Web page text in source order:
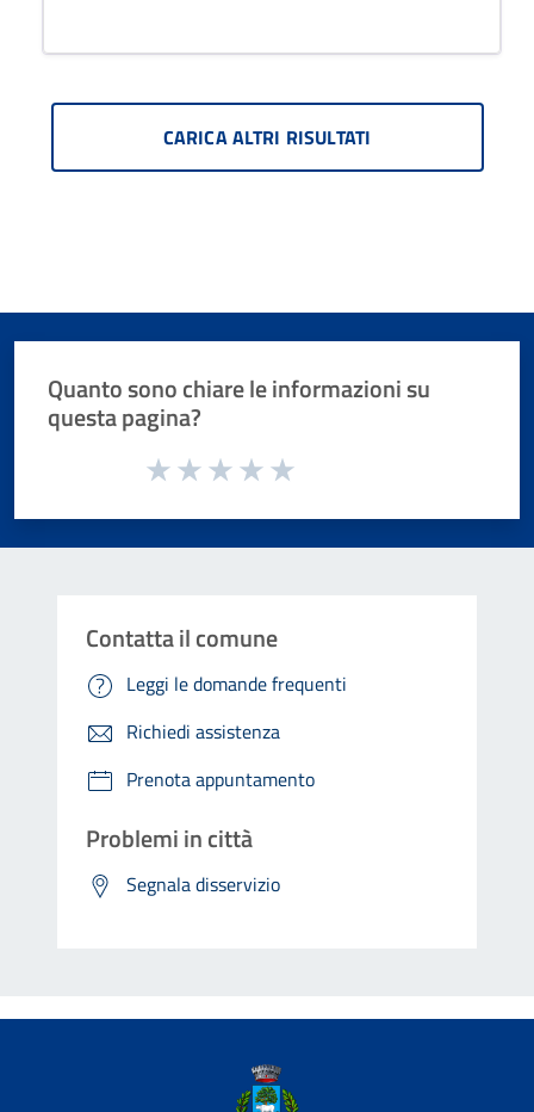
CARICA ALTRI RISULTATI
Quanto sono chiare le informazioni su
questa pagina?
Valuta da 1 a 5 stelle la pagina
Contatta il comune
Leggi le domande frequenti
Richiedi assistenza
Prenota appuntamento
Problemi in città
Segnala disservizio